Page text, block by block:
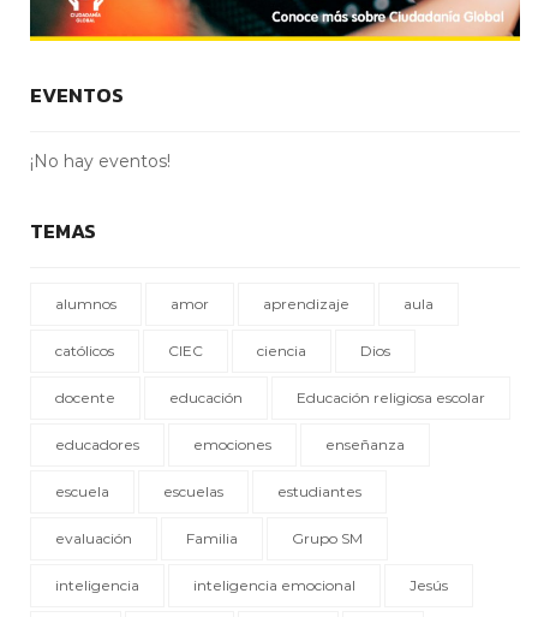
EVENTOS
¡No hay eventos!
TEMAS
alumnos amor aprendizaje aula
católicos CIEC ciencia Dios
docente educación Educación religiosa escolar
educadores emociones enseñanza
escuela escuelas estudiantes
evaluación Familia Grupo SM
inteligencia inteligencia emocional Jesús